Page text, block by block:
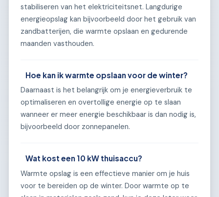
stabiliseren van het elektriciteitsnet. Langdurige
energieopslag kan bijvoorbeeld door het gebruik van
zandbatterijen, die warmte opslaan en gedurende
maanden vasthouden.
Hoe kan ik warmte opslaan voor de winter?
Daarnaast is het belangrijk om je energieverbruik te
optimaliseren en overtollige energie op te slaan
wanneer er meer energie beschikbaar is dan nodig is,
bijvoorbeeld door zonnepanelen.
Wat kost een 10 kW thuisaccu?
Warmte opslag is een effectieve manier om je huis
voor te bereiden op de winter. Door warmte op te